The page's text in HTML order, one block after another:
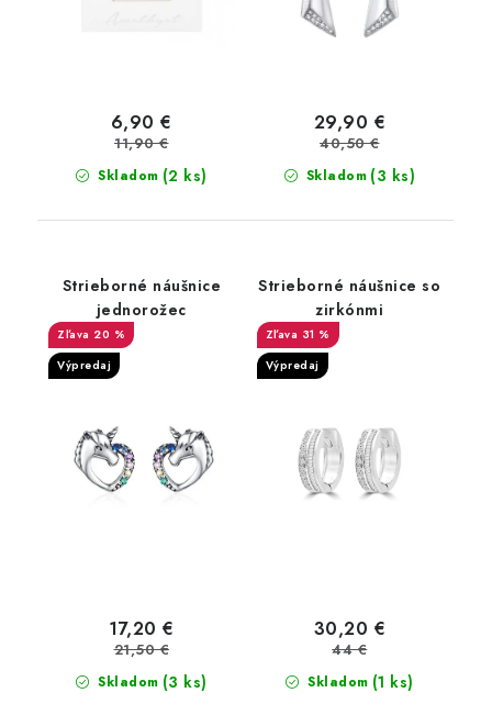
Skladom (2 ks)
6,90 €
11,90 €
Skladom (3 ks)
29,90 €
40,50 €
Strieborné náušnice
jednorožec
20 %
Výpredaj
Skladom (3 ks)
17,20 €
21,50 €
Strieborné náušnice so
zirkónmi
31 %
Výpredaj
Skladom (1 ks)
30,20 €
44 €